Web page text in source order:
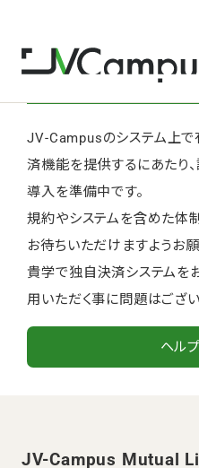
有料コース・プログラム
備状況を教えてください。
JV-Campusのシステム上で
済機能を提供するにあたり
導入を準備中です。
規約やシステムを含めた体
お待ちいただけますようお
貴学で独自決済システムを
用いただく事に問題はござい
ヘル
JV-Campus Mutual